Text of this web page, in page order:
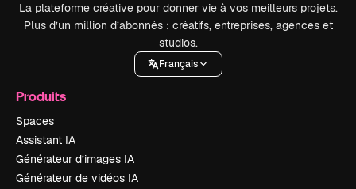
La plateforme créative pour donner vie à vos meilleurs projets.
Plus d’un million d’abonnés : créatifs, entreprises, agences et
studios.
Français
Produits
Spaces
Assistant IA
Générateur d’images IA
Générateur de vidéos IA